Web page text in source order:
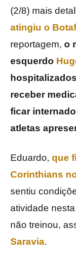
(2/8) mais
atingiu o
reportagem, o
esquerdo
receber
ficar
atletas
Eduardo, que
Corinthians
sentiu
atividade
não treinou,
Saravia.